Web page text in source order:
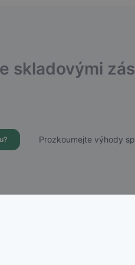
skladovými
Prozkoumejte výhody